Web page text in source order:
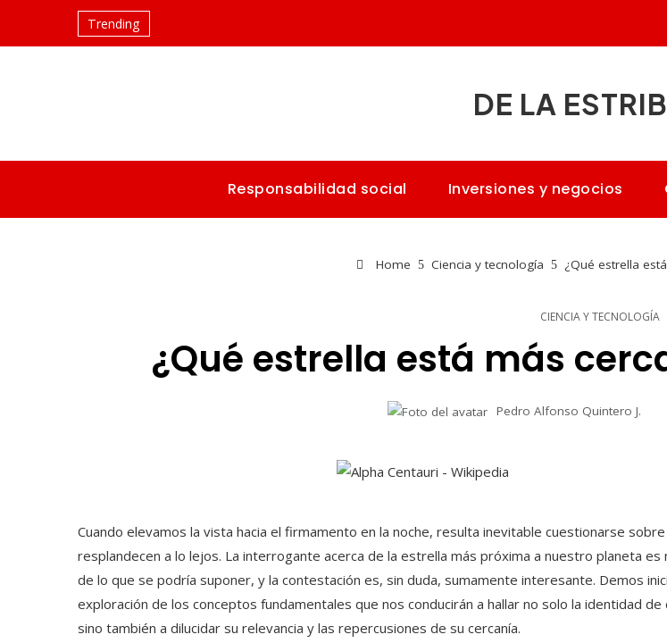
Trending
DE LA
Responsabilidad social Inversiones y negocios
Home Ciencia y tecnología ¿Qué estrella
CIENCIA Y TECNOLOGÍA
¿Qué estrella está más
Pedro Alfonso Quintero J.
Cuando elevamos la vista hacia el firmamento en la noche, resulta inevitable cuestionarse
resplandecen a lo lejos. La interrogante acerca de la estrella más próxima a nuestro planeta es
de lo que se podría suponer, y la contestación es, sin duda, sumamente interesante. Demos
exploración de los conceptos fundamentales que nos conducirán a hallar no solo la identidad de
sino también a dilucidar su relevancia y las repercusiones de su cercanía.